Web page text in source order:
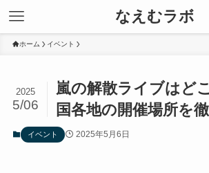
なえむラボ
ホーム イベント
嵐の解散ライブはど
国各地の開催場所を
2025
5/06
イベント 2025年5月6日